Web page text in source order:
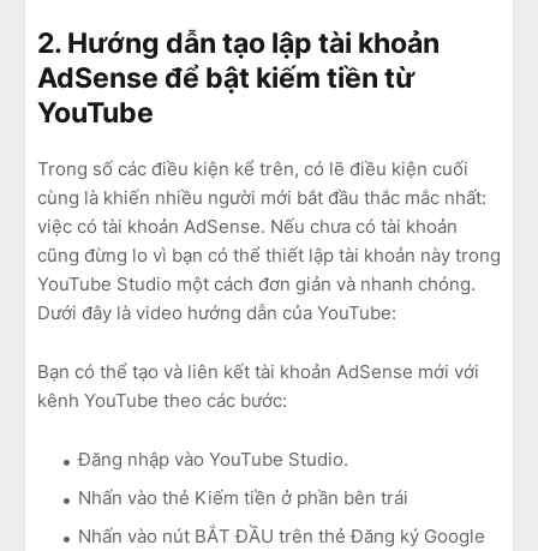
2. Hướng dẫn tạo lập tài khoản
AdSense để bật kiếm tiền từ
YouTube
Trong số các điều kiện kể trên, có lẽ điều kiện cuối
cùng là khiến nhiều người mới bắt đầu thắc mắc nhất:
việc có tài khoản AdSense. Nếu chưa có tài khoản
cũng đừng lo vì bạn có thể thiết lập tài khoản này trong
YouTube Studio một cách đơn giản và nhanh chóng.
Dưới đây là video hướng dẫn của YouTube:
Bạn có thể tạo và liên kết tài khoản AdSense mới với
kênh YouTube theo các bước:
Đăng nhập vào YouTube Studio.
Nhấn vào thẻ Kiếm tiền ở phần bên trái
Nhấn vào nút BẮT ĐẦU trên thẻ Đăng ký Google